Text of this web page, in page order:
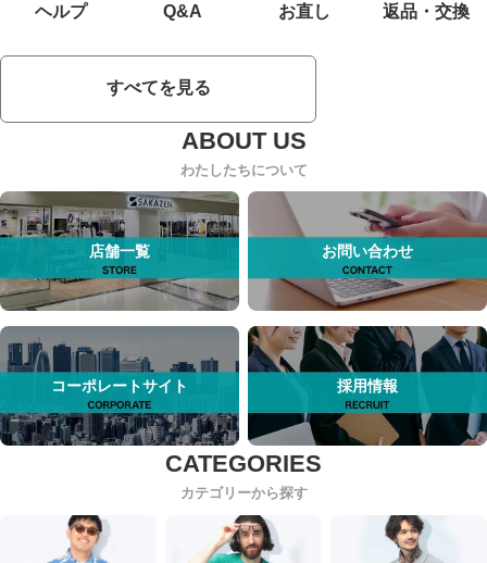
ヘルプ Q&A お直し 返品・交換
すべてを見る
わたしたちについて
店舗一覧 お問い合わせ
コーポレートサイト 採用情報
カテゴリーから探す